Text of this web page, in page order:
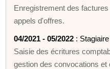
Enregistrement des
appels d'offres.
04/2021 - 05/2022 :
Saisie des écritures
gestion des convocations et